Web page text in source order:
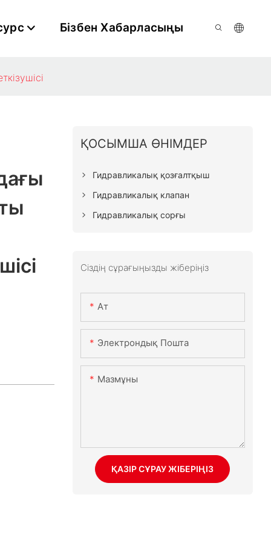
Бізбен Хабарласыңы
ҚОСЫМША ӨНІМДЕР
Гидравликалық қозғалтқыш
Гидравликалық клапан
Гидравликалық сорғы
Сіздің сұрағыңызды жіберіңіз
Ат
Электрондық Пошта
Мазмұны
ҚАЗІР СҰРАУ ЖІБЕРІҢІЗ